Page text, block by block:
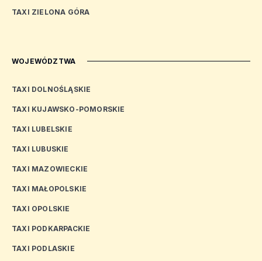
TAXI ZIELONA GÓRA
WOJEWÓDZTWA
TAXI DOLNOŚLĄSKIE
TAXI KUJAWSKO-POMORSKIE
TAXI LUBELSKIE
TAXI LUBUSKIE
TAXI MAZOWIECKIE
TAXI MAŁOPOLSKIE
TAXI OPOLSKIE
TAXI PODKARPACKIE
TAXI PODLASKIE